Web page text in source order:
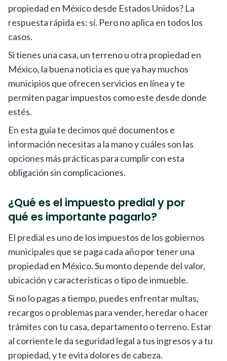
propiedad en México desde Estados Unidos? La
respuesta rápida es: sí. Pero no aplica en todos los
casos.
Si tienes una casa, un terreno u otra propiedad en
México, la buena noticia es que ya hay muchos
municipios que ofrecen servicios en línea y te
permiten pagar impuestos como este desde donde
estés.
En esta guía te decimos qué documentos e
información necesitas a la mano y cuáles son las
opciones más prácticas para cumplir con esta
obligación sin complicaciones.
¿Qué es el impuesto predial y por
qué es importante pagarlo?
El predial es uno de los impuestos de los gobiernos
municipales que se paga cada año por tener una
propiedad en México. Su monto depende del valor,
ubicación y características o tipo de inmueble.
Si no lo pagas a tiempo, puedes enfrentar multas,
recargos o problemas para vender, heredar o hacer
trámites con tu casa, departamento o terreno. Estar
al corriente le da seguridad legal a tus ingresos y a tu
propiedad, y te evita dolores de cabeza.